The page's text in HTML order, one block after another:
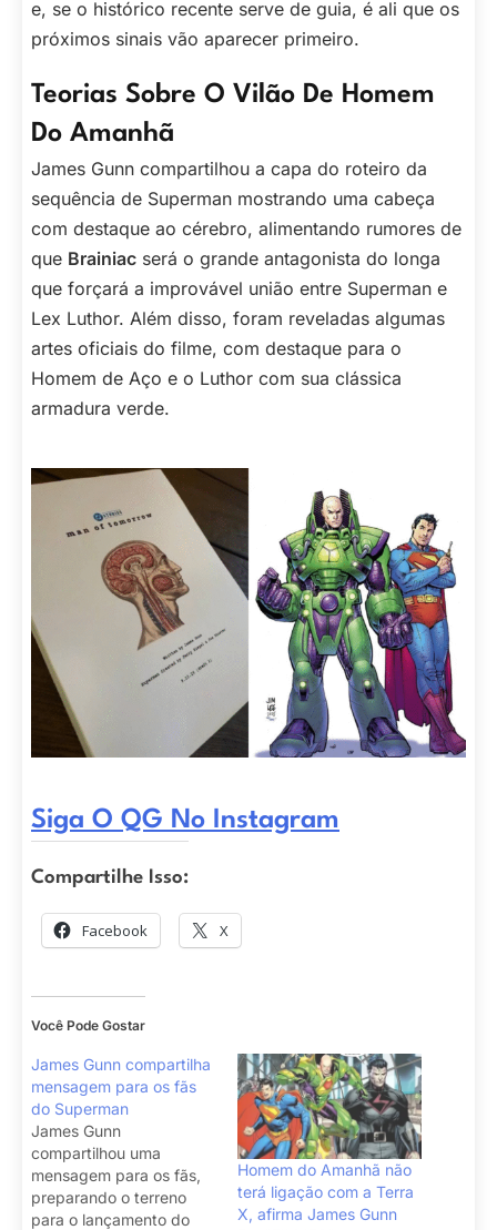
e, se o histórico recente serve de guia, é ali que os
próximos sinais vão aparecer primeiro.
Teorias Sobre O Vilão De Homem
Do Amanhã
James Gunn compartilhou a capa do roteiro da
sequência de Superman mostrando uma cabeça
com destaque ao cérebro, alimentando rumores de
que Brainiac será o grande antagonista do longa
que forçará a improvável união entre Superman e
Lex Luthor. Além disso, foram reveladas algumas
artes oficiais do filme, com destaque para o
Homem de Aço e o Luthor com sua clássica
armadura verde.
Siga O QG No Instagram
Compartilhe Isso:
Facebook X
Você Pode Gostar
James Gunn compartilha
mensagem para os fãs
do Superman
James Gunn
compartilhou uma
mensagem para os fãs,
preparando o terreno
para o lançamento do
Homem do Amanhã não
terá ligação com a Terra
X, afirma James Gunn